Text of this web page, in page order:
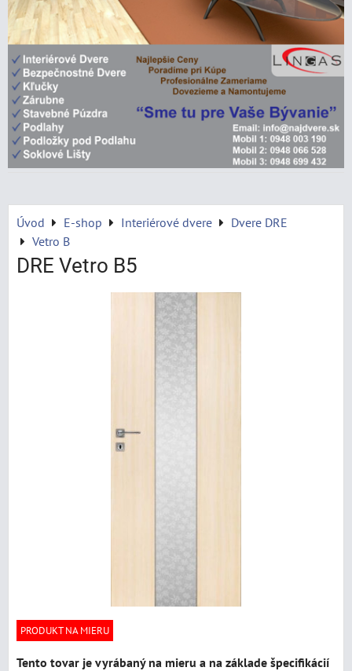
Úvod E-shop Interiérové dvere
Dvere DRE
Vetro B
DRE Vetro B5
PRODUKT NA MIERU
Tento tovar je vyrábaný na mieru a na základe špecifikácií